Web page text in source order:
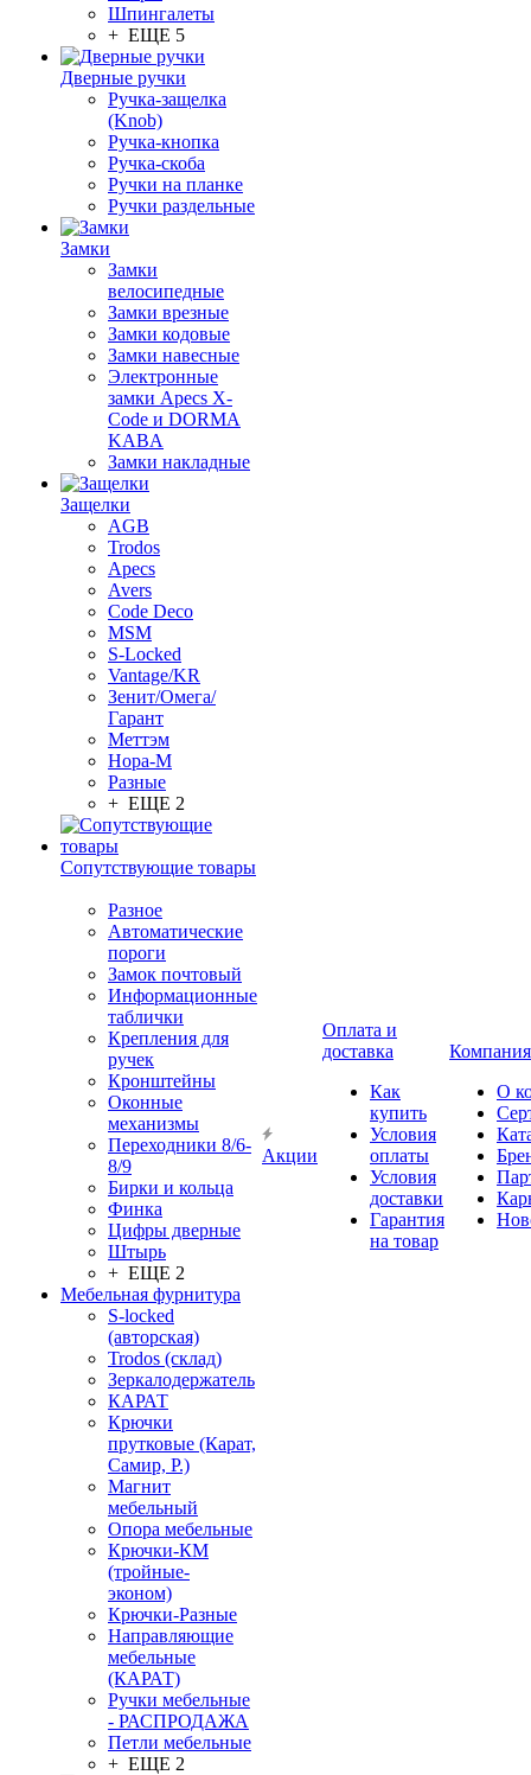
Шпингалеты
+ ЕЩЕ 5
Дверные ручки
Ручка-защелка
(Knob)
Ручка-кнопка
Ручка-скоба
Ручки на планке
Ручки раздельные
Замки
Замки
велосипедные
Замки врезные
Замки кодовые
Замки навесные
Электронные
замки Apecs X-
Code и DORMA
KABA
Замки накладные
Защелки
AGB
Trodos
Apecs
Avers
Code Deco
MSM
S-Locked
Vantage/KR
Зенит/Омега/
Гарант
Меттэм
Нора-М
Разные
+ ЕЩЕ 2
Сопутствующие товары
Разное
Автоматические
пороги
Замок почтовый
Информационные
таблички
Крепления для
ручек
Кронштейны
Оконные
механизмы
Переходники 8/6-
8/9
Бирки и кольца
Финка
Цифры дверные
Штырь
+ ЕЩЕ 2
Мебельная фурнитура
S-locked
(авторская)
Trodos (склад)
Зеркалодержатель
КАРАТ
Крючки
прутковые (Карат,
Самир, Р.)
Магнит
мебельный
Опора мебельные
Крючки-КМ
(тройные-
эконом)
Крючки-Разные
Направляющие
мебельные
(КАРАТ)
Ручки мебельные
- РАСПРОДАЖА
Петли мебельные
+ ЕЩЕ 2
Акции
Оплата и
доставка
Как
купить
Условия
оплаты
Условия
доставки
Гарантия
на товар
Компания
О